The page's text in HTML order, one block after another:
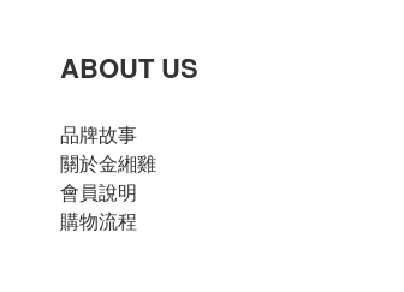
ABOUT US
品牌故事
關於金緗雞
會員說明
購物流程